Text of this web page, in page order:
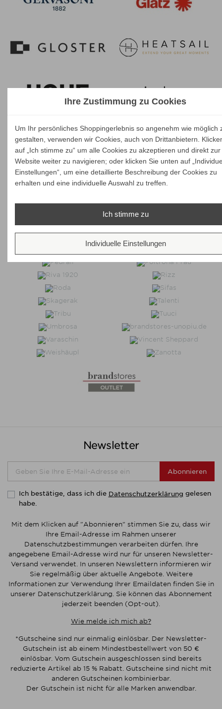
Newsletter
Abonnieren
Ich bestätige, dass ich die Datenschutzerklärung gelesen
habe.
Mit dem Klicken auf "Abonnieren" stimmen Sie zu, dass wir
Ihre Email-Adresse im Rahmen unserer
Datenschutzbestimmungen verarbeiten dürfen. Ihre
angegebene Email-Adresse wird nur für unseren Newsletter-
Versand verwendet. In unseren Newslettern informieren wir
Sie regelmäßig über aktuelle Angebote. Weitere
Informationen zur Verwendung Ihrer Emaildaten finden Sie in
unserer Datenschutzerklärung. Sie können das Abonnement
jederzeit beenden (Opt-out).
Wie melde ich mich ab?
*Gutscheine sind nur einmalig einlösbar. Der Newsletter-
Gutschein ist ab einem Mindestbestellwert von 50 €
einlösbar. Vom Gutschein ausgeschlossen sind bereits
reduzierte Artikel ab 15 % Rabatt. Gutscheine sind nicht mit
anderen Gutscheinen kombinierbar.
Der Gutschein ist nicht für alle Marken anwendbar.
Ihre Zustimmung zu Cookies
Um Ihr persönliches Shoppingerlebnis so angenehm wie möglich
gestalten, verwenden wir Cookies, auch von Drittanbietern.
auf „Ich stimme zu“ um alle Cookies zu akzeptieren und direkt zur
Website weiter zu navigieren; oder klicken Sie unten auf
Einstellungen“, um eine detaillierte Beschreibung der Cookies zu
erhalten und eine individuelle Auswahl zu treffen.
Ich stimme zu
Individuelle Einstellungen